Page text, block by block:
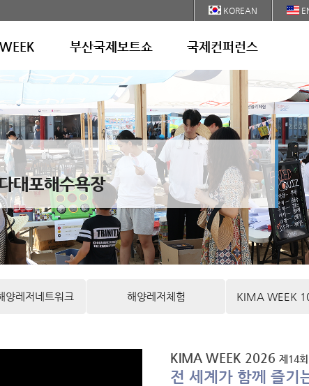
KOREAN
부산국제보트쇼 국제컨퍼런스
대포해수욕장
양레저네트워크 해양레저체험 KIMA WEEK
KIMA WEEK 2026 제14
전 세계가 함께 즐기